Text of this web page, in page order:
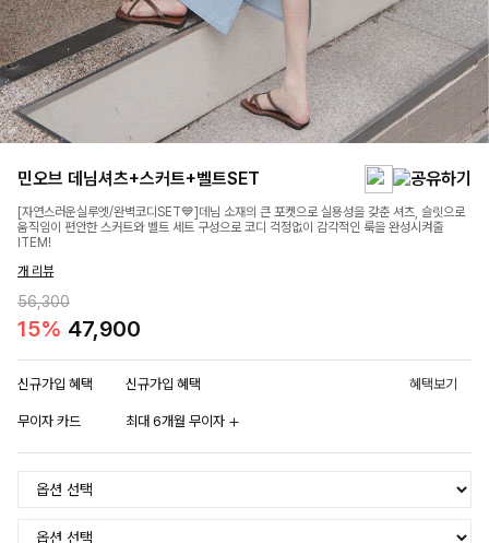
민오브 데님셔츠+스커트+벨트SET
[자연스러운실루엣/완벽코디SET💙]데님 소재의 큰 포켓으로 실용성을 갖춘 셔츠, 슬릿으로
움직임이 편안한 스커트와 벨트 세트 구성으로 코디 걱정없이 감각적인 룩을 완성시켜줄
ITEM!
개 리뷰
56,300
15% 47,900
신규가입 혜택 신규가입 혜택 혜택보기
무이자 카드 최대 6개월 무이자